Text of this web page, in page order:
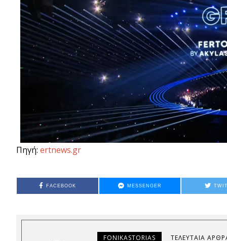
Πηγή: ertnews.gr
FACEBOOK MESSENGER
FONIKASTORIAS ΤΕΛΕΥΤΑΊΑ